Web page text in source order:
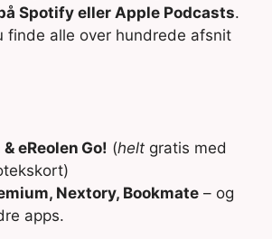
Spotify eller Apple Podcasts.
finde alle over hundrede afsnit
eReolen Go! (helt gratis med
Nextory, Bookmate – og
apps.